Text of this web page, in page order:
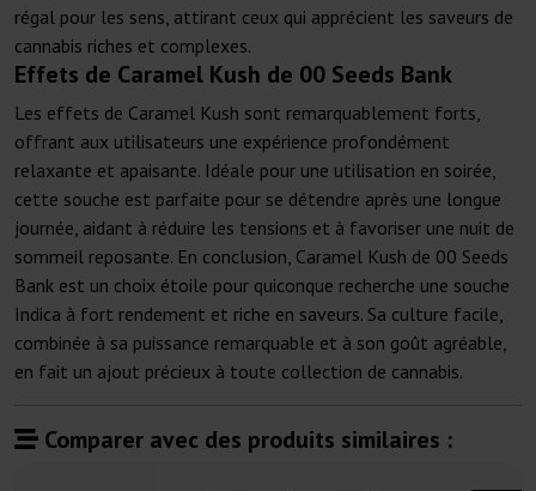
régal pour les sens, attirant ceux qui apprécient les saveurs de
cannabis riches et complexes.
Effets de Caramel Kush de 00 Seeds Bank
Les effets de Caramel Kush sont remarquablement forts,
offrant aux utilisateurs une expérience profondément
relaxante et apaisante. Idéale pour une utilisation en soirée,
cette souche est parfaite pour se détendre après une longue
journée, aidant à réduire les tensions et à favoriser une nuit de
sommeil reposante. En conclusion, Caramel Kush de 00 Seeds
Bank est un choix étoile pour quiconque recherche une souche
Indica à fort rendement et riche en saveurs. Sa culture facile,
combinée à sa puissance remarquable et à son goût agréable,
en fait un ajout précieux à toute collection de cannabis.
Comparer avec des produits similaires :